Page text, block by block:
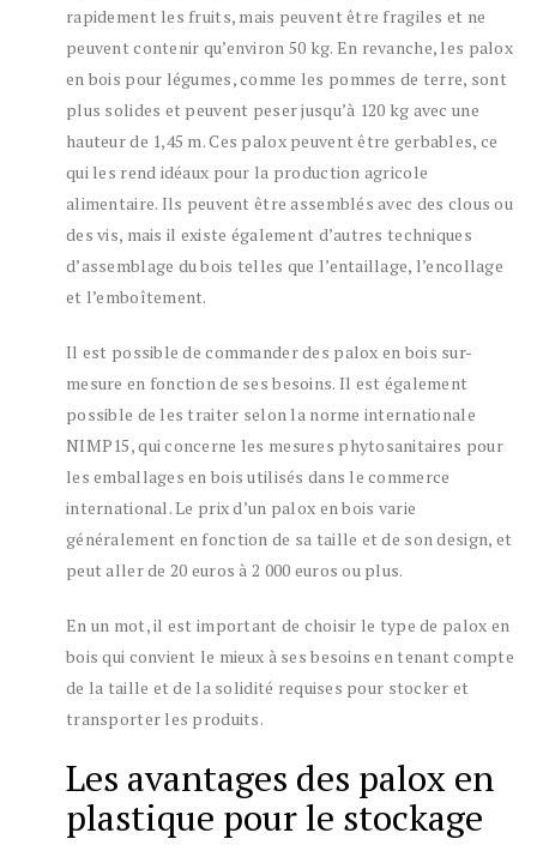
rapidement les fruits, mais peuvent être fragiles et ne
peuvent contenir qu’environ 50 kg. En revanche, les palox
en bois pour légumes, comme les pommes de terre, sont
plus solides et peuvent peser jusqu’à 120 kg avec une
hauteur de 1,45 m. Ces palox peuvent être gerbables, ce
qui les rend idéaux pour la production agricole
alimentaire. Ils peuvent être assemblés avec des clous ou
des vis, mais il existe également d’autres techniques
d’assemblage du bois telles que l’entaillage, l’encollage
et l’emboîtement.
Il est possible de commander des palox en bois sur-
mesure en fonction de ses besoins. Il est également
possible de les traiter selon la norme internationale
NIMP15, qui concerne les mesures phytosanitaires pour
les emballages en bois utilisés dans le commerce
international. Le prix d’un palox en bois varie
généralement en fonction de sa taille et de son design, et
peut aller de 20 euros à 2 000 euros ou plus.
En un mot, il est important de choisir le type de palox en
bois qui convient le mieux à ses besoins en tenant compte
de la taille et de la solidité requises pour stocker et
transporter les produits.
Les avantages des palox en
plastique pour le stockage